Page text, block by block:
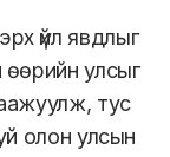
үйл явдлыг
улсыг
тус
олон улсын